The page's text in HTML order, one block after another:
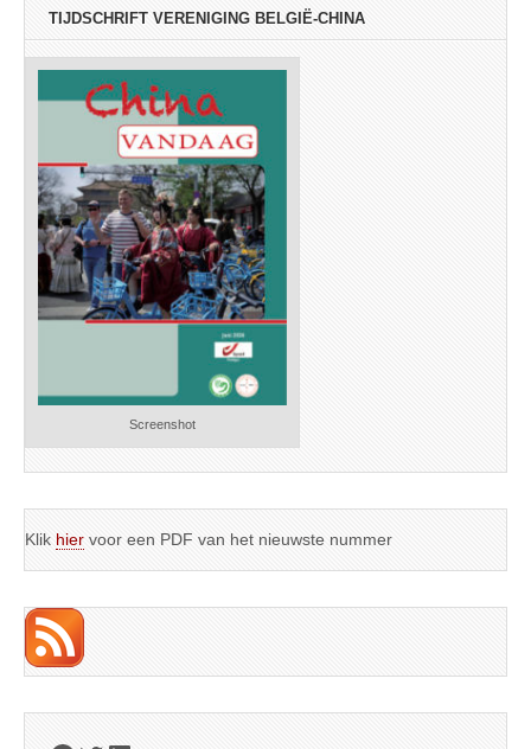
TIJDSCHRIFT VERENIGING BELGIË-CHINA
Screenshot
Klik hier voor een PDF van het nieuwste nummer